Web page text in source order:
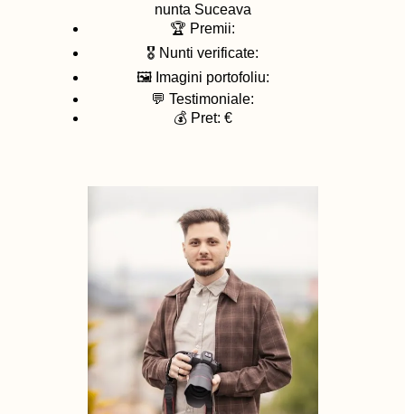
nunta Suceava
🏆 Premii:
🎖️ Nunti verificate:
🖼️ Imagini portofoliu:
💬 Testimoniale:
💰 Pret: €